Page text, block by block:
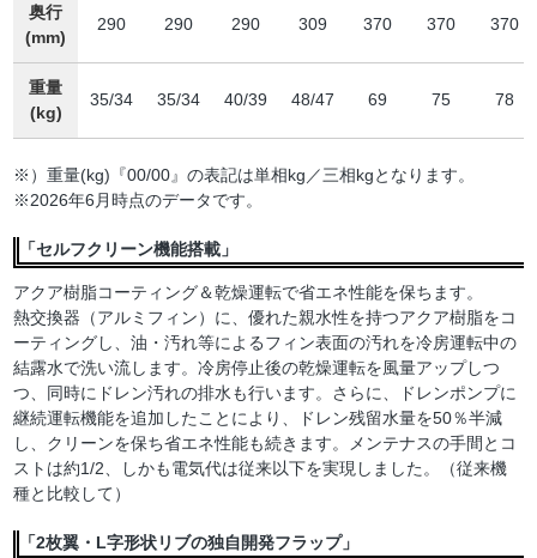
奥行
(mm)
290 290 290 309 370 370 370
重量
(kg)
35/34 35/34 40/39 48/47 69 75 78
※）重量(kg)『00/00』の表記は単相kg／三相kgとなります。
※2026年6月時点のデータです。
「セルフクリーン機能搭載」
アクア樹脂コーティング＆乾燥運転で省エネ性能を保ちます。
熱交換器（アルミフィン）に、優れた親水性を持つアクア樹脂をコ
ーティングし、油・汚れ等によるフィン表面の汚れを冷房運転中の
結露水で洗い流します。冷房停止後の乾燥運転を風量アップしつ
つ、同時にドレン汚れの排水も行います。さらに、ドレンポンプに
継続運転機能を追加したことにより、ドレン残留水量を50％半減
し、クリーンを保ち省エネ性能も続きます。メンテナスの手間とコ
ストは約1/2、しかも電気代は従来以下を実現しました。（従来機
種と比較して）
「2枚翼・L字形状リブの独自開発フラップ」